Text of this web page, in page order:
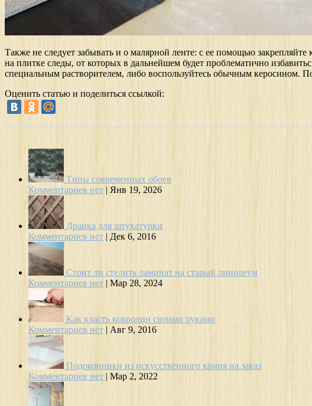
Также не следует забывать и о малярной ленте: с ее помощью
на плитке следы, от которых в дальнейшем будет проблематично
специальным растворителем, либо воспользуйтесь обычным керосином.
Оценить статью и поделиться ссылкой:
Типы современных обоев
Комментариев нет | Янв 19, 2026
Дранка для штукатурки
Комментариев нет | Дек 6, 2016
Стоит ли стелить ламинат на старый линолеум
Комментариев нет | Мар 28, 2024
Как класть ковролин своими руками
Комментариев нет | Авг 9, 2016
Подоконники из искусственного камня на заказ
Комментариев нет | Мар 2, 2022